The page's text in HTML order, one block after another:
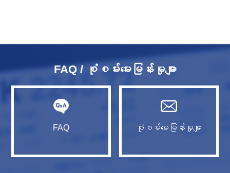
FAQ / စုံစမ်းမေးမြန်းမှုများ
FAQ စုံစမ်းမေးမြန်းမှုများ